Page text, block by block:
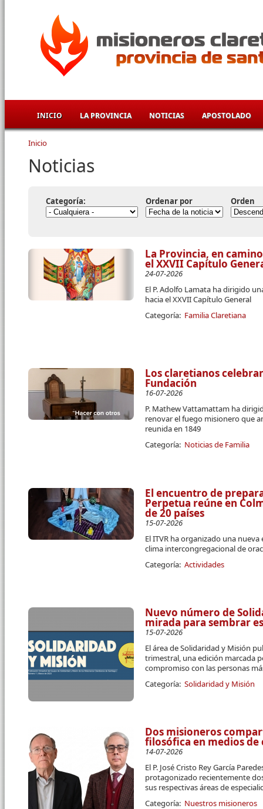
INICIO LA PROVINCIA NOTICIAS APOSTOLADO
Se encuentra usted aquí
Inicio
Noticias
Categoría: Ordenar por Orden
La Provincia, en
el XXVII Capítulo
24-07-2026
El P. Adolfo Lamata ha dirigido
hacia el XXVII Capítulo General
Categoría: Familia Claretiana
Los claretianos
Fundación
16-07-2026
P. Mathew Vattamattam ha
renovar el fuego misionero que
reunida en 1849
Categoría: Noticias de Familia
El encuentro de
Perpetua reúne en
de 20 países
15-07-2026
El ITVR ha organizado una
clima intercongregacional de
Categoría: Actividades
Nuevo número de
mirada para sembrar
15-07-2026
El área de Solidaridad y Misión
trimestral, una edición marcada
compromiso con las personas
Categoría: Solidaridad y Misión
Dos misioneros
filosófica en medios
14-07-2026
El P. José Cristo Rey García
protagonizado recientemente
sus respectivas áreas de
Categoría: Nuestros misioneros